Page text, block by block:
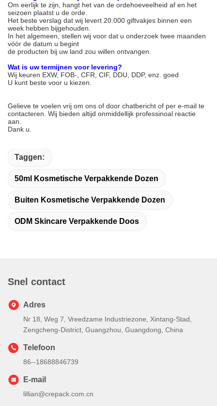
Om eerlijk te zijn, hangt het van de ordehoeveelheid af en het
seizoen plaatst u de orde.
Het beste verslag dat wij levert 20.000 giftvakjes binnen een
week hebben bijgehouden.
In het algemeen, stellen wij voor dat u onderzoek twee maanden
vóór de datum u begint
de producten bij uw land zou willen ontvangen.
Wat is uw termijnen voor levering?
Wij keuren EXW, FOB-, CFR, CIF, DDU, DDP, enz. goed
U kunt beste voor u kiezen.
Gelieve te voelen vrij om ons of door chatbericht of per e-mail te
contacteren. Wij bieden altijd onmiddellijk professinoal reactie
aan.
Dank u.
Taggen:
50ml Kosmetische Verpakkende Dozen
Buiten Kosmetische Verpakkende Dozen
ODM Skincare Verpakkende Doos
Snel contact
Adres
Nr 18, Weg 7, Vreedzame Industriezone, Xintang-Stad,
Zengcheng-District, Guangzhou, Guangdong, China
Telefoon
86--18688846739
E-mail
lillian@crepack.com.cn